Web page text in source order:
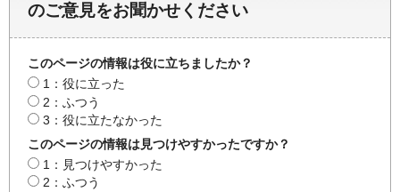
のご意見をお聞かせください
このページの情報は役に立ちましたか？
1：役に立った
2：ふつう
3：役に立たなかった
このページの情報は見つけやすかったですか？
1：見つけやすかった
2：ふつう